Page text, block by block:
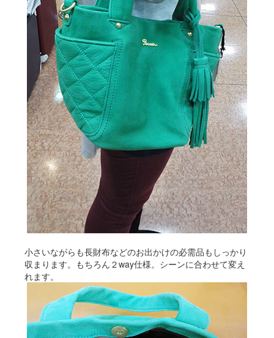
小さいながらも長財布などのお出かけの必需品もしっかり
収まります。もちろん２way仕様。シーンに合わせて変え
れます。